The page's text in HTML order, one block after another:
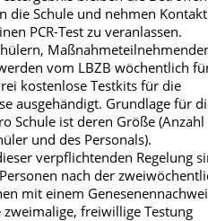
die Schule und nehmen
PCR-Test zu veranlassen.
vom LBZB wöchentlich
kostenlose Testkits für die
ausgehändigt. Grundlage für
Schule ist deren Größe
und des Personals).
verpflichtenden Regelung
nach der
mit einem
freiwillige Testung